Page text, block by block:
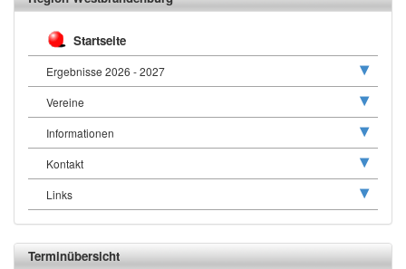
Startseite
Ergebnisse 2026 - 2027
Vereine
Informationen
Kontakt
Links
Terminübersicht